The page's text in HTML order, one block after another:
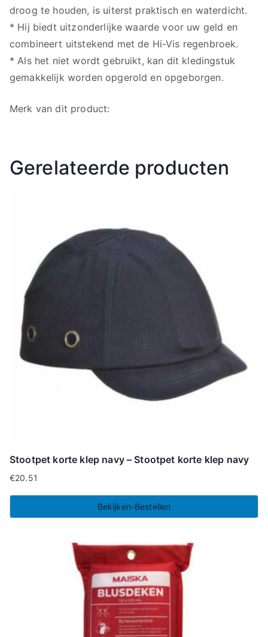
droog te houden, is uiterst praktisch en waterdicht.
* Hij biedt uitzonderlijke waarde voor uw geld en
combineert uitstekend met de Hi-Vis regenbroek.
* Als het niet wordt gebruikt, kan dit kledingstuk
gemakkelijk worden opgerold en opgeborgen.
Merk van dit product:
Gerelateerde producten
Stootpet korte klep navy – Stootpet korte klep navy
€20.51
Bekijken-Bestellen